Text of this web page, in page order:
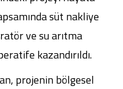
süt nakliye
ve su arıtma
kazandırıldı.
projenin bölgesel